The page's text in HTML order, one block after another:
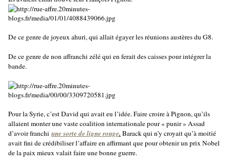
De ce genre de joyeux ahuri, qui allait égayer les réunions austères du G8.
De ce genre de non affranchi zélé qui en ferait des caisses pour intégrer la
bande.
Pour la Syrie, c’est David qui avait eu l’idée. Faire croire à Pignon, qu’ils
allaient monter une vaste coalition internationale pour « punir » Assad
d’avoir franchi une sorte de ligne rouge. Barack qui n’y croyait qu’à moitié
avait fini de crédibiliser l’affaire en affirmant que pour obtenir un prix Nobel
de la paix mieux valait faire une bonne guerre.